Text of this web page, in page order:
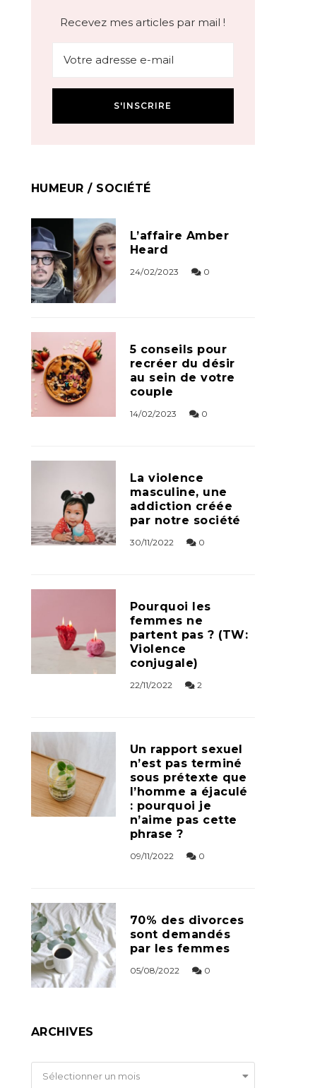
Recevez mes articles par mail !
HUMEUR / SOCIÉTÉ
L’affaire Amber
Heard
24/02/2023 0
5 conseils pour
recréer du désir
au sein de votre
couple
14/02/2023 0
La violence
masculine, une
addiction créée
par notre société
30/11/2022 0
Pourquoi les
femmes ne
partent pas ? (TW:
Violence
conjugale)
22/11/2022 2
Un rapport sexuel
n’est pas terminé
sous prétexte que
l’homme a éjaculé
: pourquoi je
n’aime pas cette
phrase ?
09/11/2022 0
70% des divorces
sont demandés
par les femmes
05/08/2022 0
ARCHIVES
Archives
Sélectionner un mois